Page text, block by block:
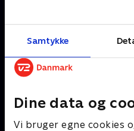
Samtykke
Dine data og
Vi bruger egne cookies
Andre så også